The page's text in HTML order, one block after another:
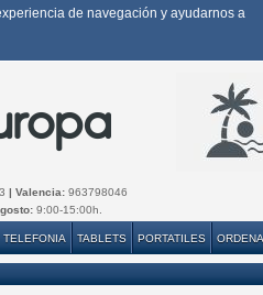
de navegación y ayudarnos a
| Valencia: 963798046
9:00-15:00h.
TELEFONIA TABLETS PORTATILES